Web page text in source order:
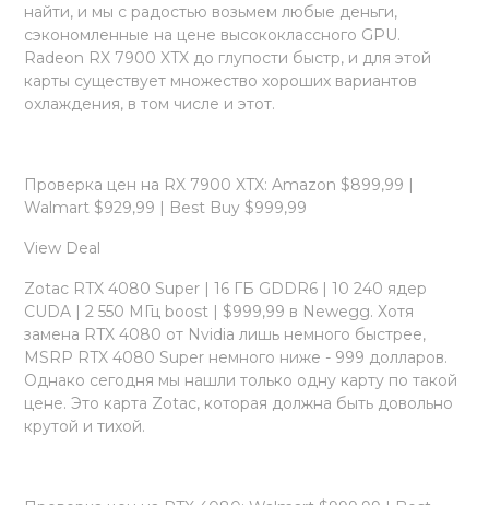
найти, и мы с радостью возьмем любые деньги,
сэкономленные на цене высококлассного GPU.
Radeon RX 7900 XTX до глупости быстр, и для этой
карты существует множество хороших вариантов
охлаждения, в том числе и этот.
Проверка цен на RX 7900 XTX: Amazon $899,99 |
Walmart $929,99 | Best Buy $999,99
View Deal
Zotac RTX 4080 Super | 16 ГБ GDDR6 | 10 240 ядер
CUDA | 2 550 МГц boost | $999,99 в Newegg. Хотя
замена RTX 4080 от Nvidia лишь немного быстрее,
MSRP RTX 4080 Super немного ниже - 999 долларов.
Однако сегодня мы нашли только одну карту по такой
цене. Это карта Zotac, которая должна быть довольно
крутой и тихой.